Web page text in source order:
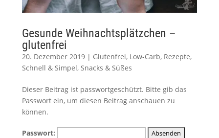
Gesunde Weihnachtsplätzchen –
glutenfrei
20. Dezember 2019| Glutenfrei, Low-Carb, Rezepte,
Schnell & Simpel, Snacks & Süßes
Dieser Beitrag ist passwortgeschützt. Bitte gib das
Passwort ein, um diesen Beitrag anschauen zu
können.
Passwort: